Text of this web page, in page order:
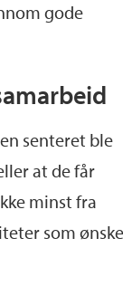
gode
senteret ble
at de får
minst fra
som